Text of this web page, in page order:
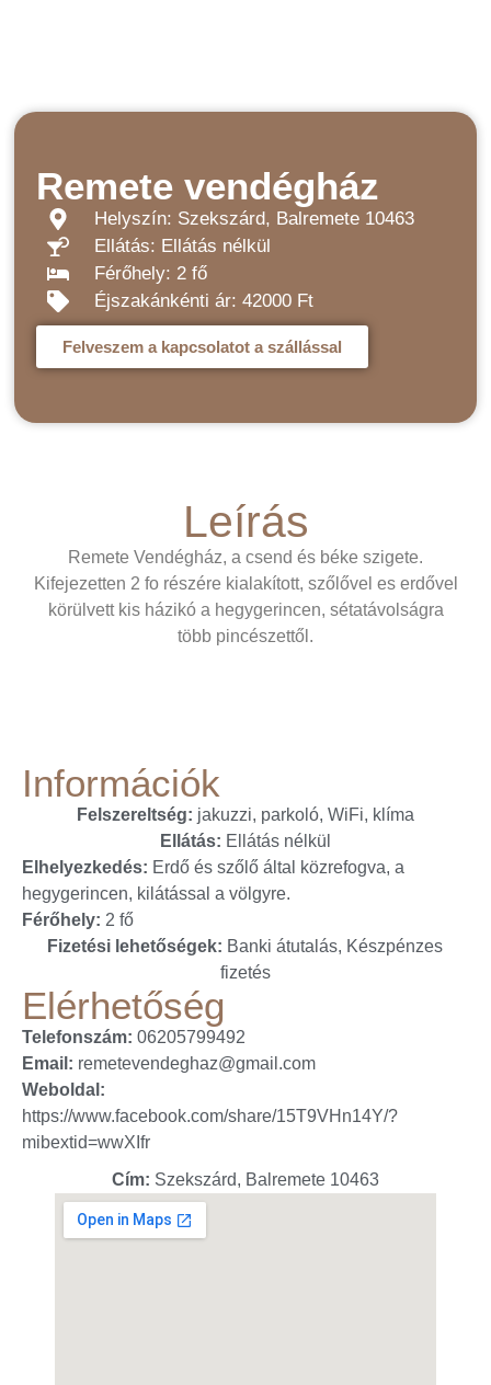
Remete vendégház
Helyszín: Szekszárd, Balremete 10463
Ellátás: Ellátás nélkül
Férőhely: 2 fő
Éjszakánkénti ár: 42000 Ft
Felveszem a kapcsolatot a szállással
Leírás
Remete Vendégház, a csend és béke szigete.
Kifejezetten 2 fo részére kialakított, szőlővel es erdővel
körülvett kis házikó a hegygerincen, sétatávolságra
több pincészettől.
Információk
Felszereltség: jakuzzi, parkoló, WiFi, klíma
Ellátás: Ellátás nélkül
Elhelyezkedés: Erdő és szőlő által közrefogva, a
hegygerincen, kilátással a völgyre.
Férőhely: 2 fő
Fizetési lehetőségek: Banki átutalás, Készpénzes
fizetés
Elérhetőség
Telefonszám: 06205799492
Email: remetevendeghaz@gmail.com
Weboldal:
https://www.facebook.com/share/15T9VHn14Y/?
mibextid=wwXIfr
Cím: Szekszárd, Balremete 10463